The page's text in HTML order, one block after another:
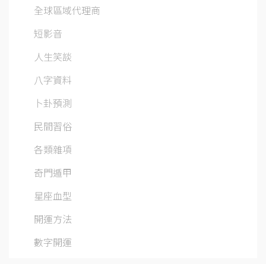
全球區域代理商
短影音
人生笑談
八字資料
卜卦預測
民間習俗
各類雜項
奇門遁甲
星座血型
開運方法
數字開運